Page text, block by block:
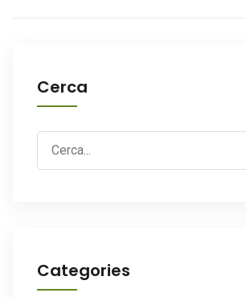
Cerca
for:
Categories